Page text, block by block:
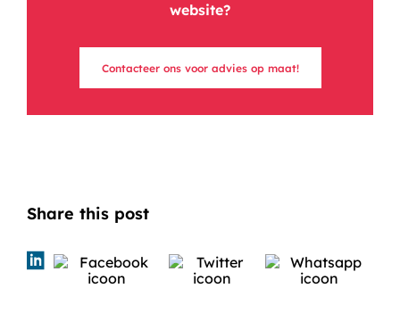
website?
Contacteer ons voor advies op maat!
Share this post